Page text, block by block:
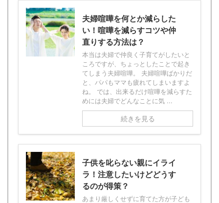
夫婦喧嘩を何とか減らした
い！喧嘩を減らすコツや仲
直りする方法は？
本当は夫婦で仲良く子育てがしたいと
ころですが、ちょっとしたことで起き
てしまう夫婦喧嘩。 夫婦喧嘩ばかりだ
と、パパもママも疲れてしまいますよ
ね。 では、出来るだけ喧嘩を減らすた
めには夫婦でどんなことに気 ...
続きを見る
子供を叱らない親にイライ
ラ！注意したいけどどうす
るのが得策？
あまり厳しくせずに育てた方が子ども